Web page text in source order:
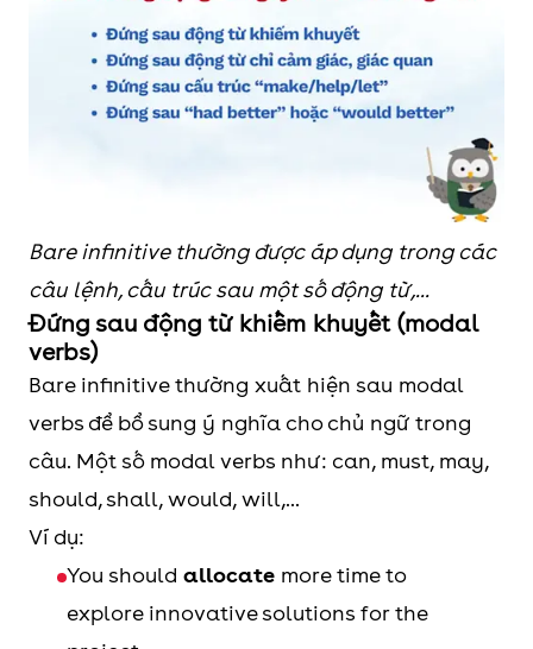
Bare infinitive thường được áp dụng trong các
câu lệnh, cấu trúc sau một số động từ,...
Đứng sau động từ khiếm khuyết (modal
verbs)
Bare infinitive thường xuất hiện sau modal
verbs để bổ sung ý nghĩa cho chủ ngữ trong
câu. Một số modal verbs như: can, must, may,
should, shall, would, will,...
Ví dụ:
You should allocate more time to
explore innovative solutions for the